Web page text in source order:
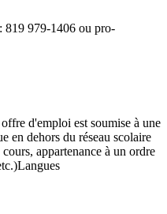
819 979-1406 ou pro-
d'emploi est soumise à une
en dehors du réseau scolaire
appartenance à un ordre